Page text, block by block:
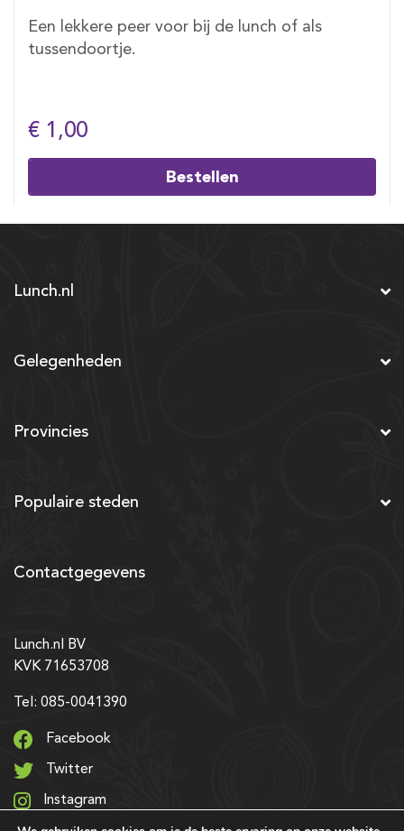
Een lekkere peer voor bij de lunch of als
tussendoortje.
€ 1,00
Bestellen
Lunch.nl
Gelegenheden
Provincies
Populaire steden
Contactgegevens
Lunch.nl BV
KVK 71653708
Tel: 085-0041390
Facebook
Twitter
Instagram